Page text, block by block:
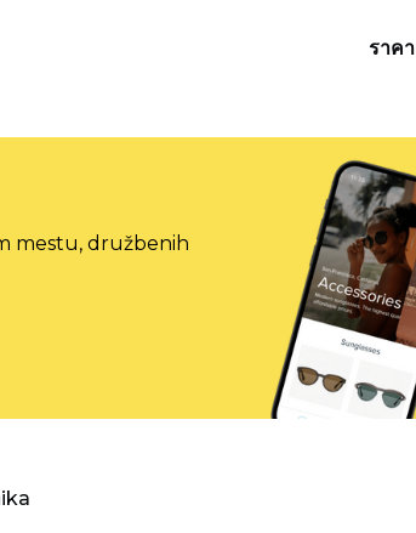
ราคา
mestu, družbenih